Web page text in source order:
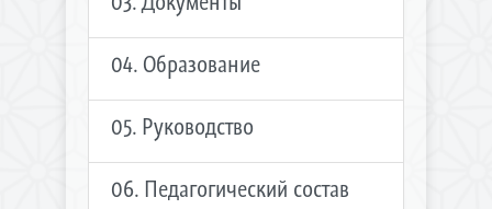
04. Образование
05. Руководство
06. Педагогический состав